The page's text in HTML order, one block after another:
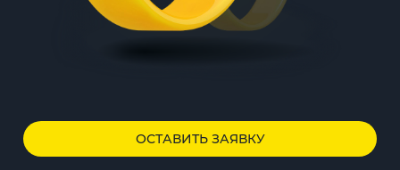
ОСТАВИТЬ ЗАЯВКУ